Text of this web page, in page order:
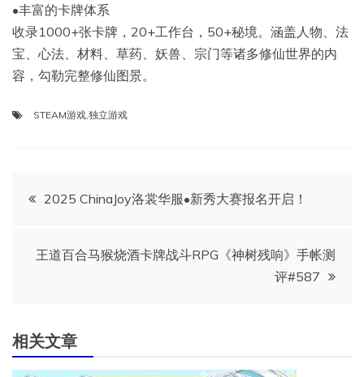
•丰富的卡牌体系
收录1000+张卡牌，20+工作台，50+秘境。涵盖人物、法
宝、心法、材料、草药、妖兽、宗门等诸多修仙世界的内
容，勾勒完整修仙图景。
STEAM游戏 独立游戏
文 2025 ChinaJoy洛裳华服•新秀大赛报名开启！
王道百合马猴烧酒卡牌战斗RPG《神树残响》手帐测
评#587
相关文章